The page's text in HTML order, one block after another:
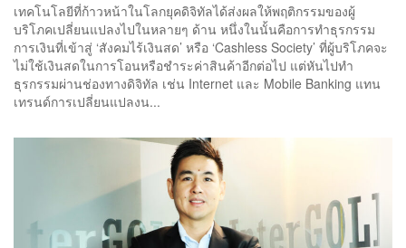
เทคโนโลยีที่ก้าวหน้าในโลกยุคดิจิทัลได้ส่งผลให้พฤติกรรมของผู้
บริโภคเปลี่ยนแปลงไปในหลายๆ ด้าน หนึ่งในนั้นคือการทำธุรกรรม
การเงินที่เข้าสู่ ‘สังคมไร้เงินสด’ หรือ ‘Cashless Society’ ที่ผู้บริโภคจะ
ไม่ใช้เงินสดในการโอนหรือชำระค่าสินค้าอีกต่อไป แต่หันไปทำ
ธุรกรรมผ่านช่องทางดิจิทัล เช่น Internet และ Mobile Banking แทน
เทรนด์การเปลี่ยนแปลงน...